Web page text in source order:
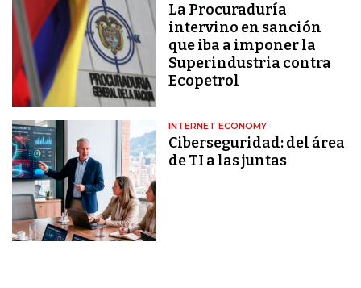
La Procuraduría
intervino en sanción
que iba a imponer la
Superindustria contra
Ecopetrol
INTERNET ECONOMY
Ciberseguridad: del área
de TI a las juntas